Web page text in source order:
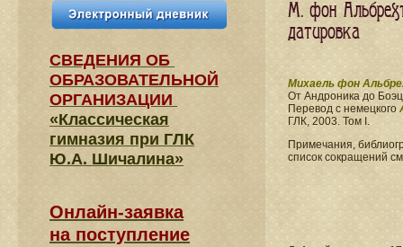
М. фон
датировка
Михаель фон
От Андроника до
Перевод с немецкого
ГЛК, 2003. Том I.
Примечания,
список сокращений
СВЕДЕНИЯ​ ОБ
ОБРАЗОВАТЕЛЬНОЙ
ОРГАНИЗАЦИИ
«Классическая
гимназия при ГЛК
Ю.А. Шичалина»
Онлайн-заявка
на поступление